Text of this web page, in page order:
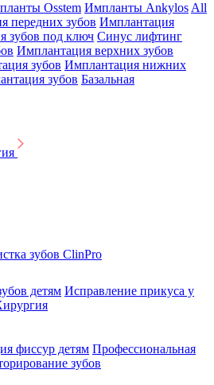
Osstem Импланты Ankylos All
передних зубов Имплантация
зубов под ключ Синус лифтинг
Имплантация верхних зубов
зубов Имплантация нижних
зубов Базальная
зубов ClinPro
детям Исправление прикуса у
фиссур детям Профессиональная
зубов